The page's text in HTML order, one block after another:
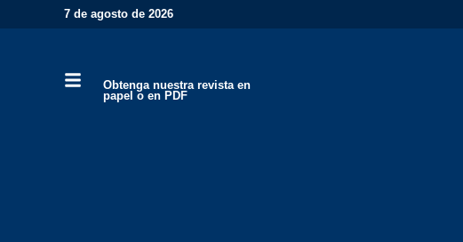
7 de agosto de 2026
Obtenga nuestra revista en
papel o en PDF